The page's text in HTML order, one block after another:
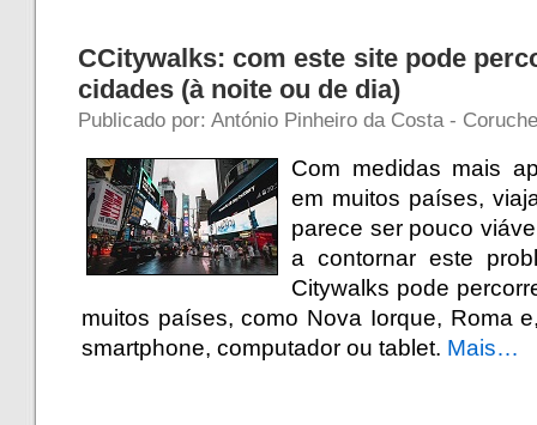
CCitywalks: com este site pode
cidades (à noite ou de dia)
Publicado por: António Pinheiro da Costa -
Com medidas mais
em muitos países,
parece ser pouco
a contornar este
Citywalks pode
muitos países, como Nova Iorque, Roma
smartphone, computador ou tablet. Mais…